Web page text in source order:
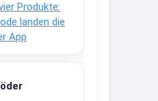
Produkte:
landen die
AppOrthomol
de-